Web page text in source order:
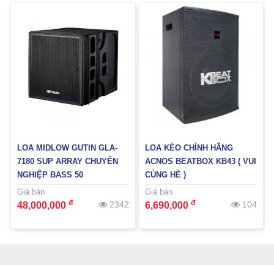
GLA-
CHUYÊN
2342
LOA KÉO CHÍNH HÃNG
ACNOS BEATBOX KB43 ( VUI
CÙNG HÈ )
6,690,000đ 104
LOA KÉO CHÍNH
ACNOS KB
6,690,000đ